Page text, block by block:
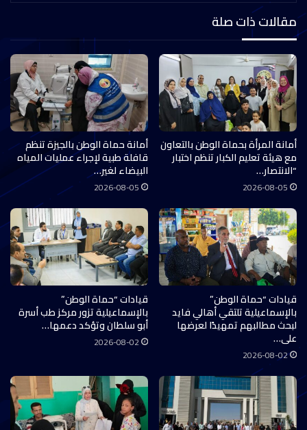
مقالات ذات صلة
أمانة المرأة بحماة الوطن بالتعاون
مع هيئة تعليم الكبار تنظم اختبار
“الانتصار…
2026-08-05
أمانة حماة الوطن بالجيزة تنظم
قافلة طبية لإجراء عمليات المياه
البيضاء لغير…
2026-08-05
قيادات “حماة الوطن”
بالإسماعيلية تلتقي أهالي فايد
لبحث مطالبهم تمهيدًا لعرضها
على…
2026-08-02
قيادات “حماة الوطن”
بالإسماعيلية تزور مركز طب أسرة
أبو سلطان وتؤكد دعمها…
2026-08-02